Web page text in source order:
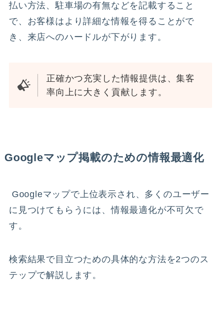
払い方法、駐車場の有無などを記載すること
で、お客様はより詳細な情報を得ることがで
き、来店へのハードルが下がります。
正確かつ充実した情報提供は、集客
率向上に大きく貢献します。
Googleマップ掲載のための情報最適化
Googleマップで上位表示され、多くのユーザー
に見つけてもらうには、情報最適化が不可欠で
す。
検索結果で目立つための具体的な方法を2つのス
テップで解説します。